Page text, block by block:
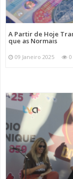
A Partir de Hoje
que as Normais
09 Janeiro 2025